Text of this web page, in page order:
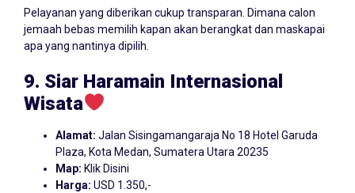
Pelayanan yang diberikan cukup transparan. Dimana calon
jemaah bebas memilih kapan akan berangkat dan maskapai
apa yang nantinya dipilih.
9. Siar Haramain Internasional
Wisata
Alamat: Jalan Sisingamangaraja No 18 Hotel Garuda
Plaza, Kota Medan, Sumatera Utara 20235
Map: Klik Disini
Harga: USD 1.350,-